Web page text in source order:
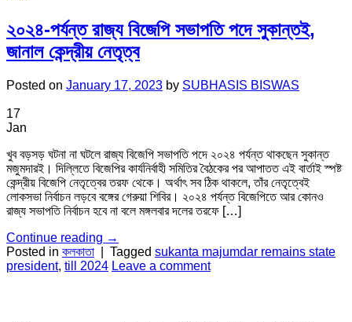
২০২৪-পর্যন্ত রাজ্য বিজেপি সভাপতি পদে সুকান্তই,
জানাল কেন্দ্রীয় নেতৃত্ব
Posted on January 17, 2023 by SUBHASIS BISWAS
17
Jan
খুব বড়সড় ঘটনা না ঘটলে রাজ্য বিজেপি সভাপতি পদে ২০২৪ পর্যন্ত থাকছেন সুকান্ত
মজুমদারই। দিল্লিতে বিজেপির কার্যনির্বাহী সমিতির বৈঠকের পর আপাতত এই বার্তাই স্পষ্ট
কেন্দ্রীয় বিজেপি নেতৃত্বের তরফ থেকে। অর্থাৎ সব ঠিক থাকলে, তাঁর নেতৃত্বেই
লোকসভা নির্বাচন লড়বে বঙ্গের গেরুয়া শিবির। ২০২৪ পর্যন্ত বিজেপিতে আর কোনও
রাজ্য সভাপতি নির্বাচন হবে না বলে মঙ্গলবার দলের তরফে […]
Continue reading →
Posted in কলকাতা Tagged sukanta majumdar remains state
president, till 2024 Leave a comment